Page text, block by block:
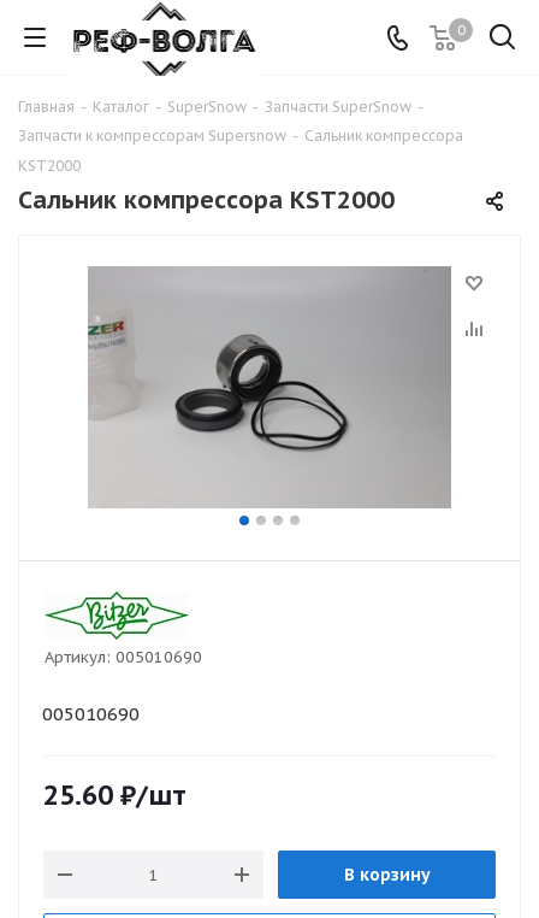
0
Главная - Каталог - SuperSnow - Запчасти SuperSnow -
Запчасти к компрессорам Supersnow - Сальник компрессора
KST2000
Сальник компрессора KST2000
Артикул: 005010690
005010690
25.60 ₽/шт
В корзину